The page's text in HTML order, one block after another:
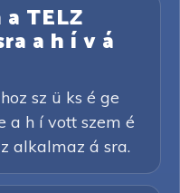
TELZ
a h í v á
sz ü ks é ge
a h í vott szem é
alkalmaz á sra.